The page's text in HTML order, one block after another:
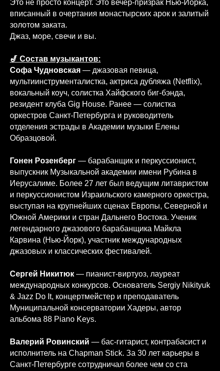
Это не просто концерт. Это вечер-призрак Нью-Йорка,
вписанный в очертания монастырских арок и залитый
золотом заката.
Джаз, море, свечи и вы.
🎷 Состав музыкантов:
Софа Чудновская — джазовая певица,
мультиинструменталистка, актриса дубляжа (Netflix),
вокальный коуч, солистка Хайфского биг-бэнда,
резидент клуба Gig House. Ранее — солистка
оркестров Санкт-Петербурга и руководитель
отделения эстрады в Академии музыки Елены
Образцовой.
Гонен Розенберг — барабанщик и перкуссионист,
выпускник Музыкальной академии имени Рубина в
Иерусалиме. Более 27 лет был ведущим литавристом
и перкуссионистом Израильского камерного оркестра,
выступая на крупнейших сценах Европы, Северной и
Южной Америки и стран Дальнего Востока. Ученик
легендарного джазового барабанщика Майкла
Карвина (Нью-Йорк), участник международных
джазовых и классических фестивалей.
Сергей Никитюк — пианист-виртуоз, лауреат
международных конкурсов. Основатель Sergiy Nikityuk
& Jazz Do It, концертмейстер и преподаватель
Муниципальной консерватории Хадеры, автор
альбома 88 Piano Keys.
Валерий Ровинский — бас-гитарист, контрабасист и
исполнитель на Chapman Stick. За 30 лет карьеры в
Санкт-Петербурге сотрудничал более чем со ста